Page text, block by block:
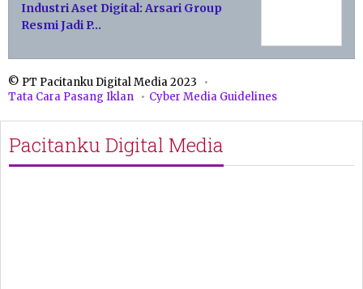
Industri Aset Digital: Arsari Group
Resmi Jadi P…
© PT Pacitanku Digital Media 2023
Tata Cara Pasang Iklan
Cyber Media Guidelines
Pacitanku Digital Media